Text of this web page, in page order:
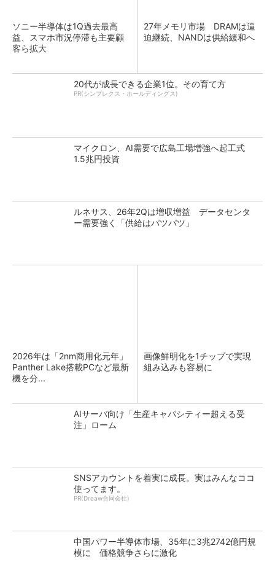
ソニー半導体は1Q過去最高
益、スマホ市況停滞も主要顧
客ら拡大
27年メモリ市場 DRAMは逼
迫継続、NANDは供給緩和へ
20代が成長できる企業1位。その育て方
PR(シンプレクス・ホールディングス)
マイクロン、AI需要で広島工場増強へ起工式
1.5兆円投資
ルネサス、26年2Qは増収増益 データセンタ
ー需要強く「供給はパツパツ」
2026年は「2nm商用化元年」
Panther Lake搭載PCなど最新
機を分...
画像鮮明化を1チップで実現
組み込みも容易に
AIサーバ向け「生産キャパシティー超える受
注」ローム
SNSアカウントを着実に成長。実はみんなココ
使ってます。
PR(Dreaw合同会社)
中国パワー半導体市場、35年に3兆2742億円規
模に 価格競争さらに激化